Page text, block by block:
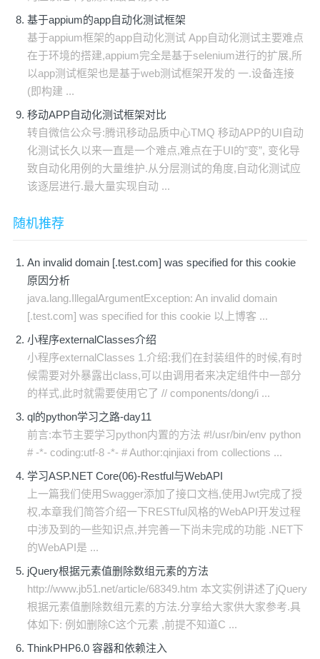
基于appium的app自动化测试框架
基于appium框架的app自动化测试 App自动化测试主要难点
在于环境的搭建,appium完全是基于selenium进行的扩展,所
以app测试框架也是基于web测试框架开发的 一.设备连接
(即构建 ...
移动APP自动化测试框架对比
转自微信公众号:腾讯移动品质中心TMQ 移动APP的UI自动
化测试长久以来一直是一个难点,难点在于UI的”变”, 变化导
致自动化用例的大量维护.从分层测试的角度,自动化测试应
该逐层进行.最大量实现自动 ...
随机推荐
An invalid domain [.test.com] was specified for this cookie
原因分析
java.lang.IllegalArgumentException: An invalid domain
[.test.com] was specified for this cookie 以上博客 ...
小程序externalClasses介绍
小程序externalClasses 1.介绍:我们在封装组件的时候,有时
候需要对外暴露出class,可以由调用者来决定组件中一部分
的样式,此时就需要使用它了 // components/dong/i ...
ql的python学习之路-day11
前言:本节主要学习python内置的方法 #!/usr/bin/env python
# -*- coding:utf-8 -*- # Author:qinjiaxi from collections ...
学习ASP.NET Core(06)-Restful与WebAPI
上一篇我们使用Swagger添加了接口文档,使用Jwt完成了授
权,本章我们简答介绍一下RESTful风格的WebAPI开发过程
中涉及到的一些知识点,并完善一下尚未完成的功能 .NET下
的WebAPI是 ...
jQuery根据元素值删除数组元素的方法
http://www.jb51.net/article/68349.htm 本文实例讲述了jQuery
根据元素值删除数组元素的方法.分享给大家供大家参考.具
体如下: 例如删除C这个元素 ,前提不知道C ...
ThinkPHP6.0 容器和依赖注入